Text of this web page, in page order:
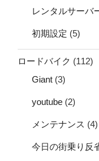
レンタルサーバ
初期設定 (5)
ロードバイク (112)
Giant (3)
youtube (2)
メンテナンス (4)
今日の街乗り反